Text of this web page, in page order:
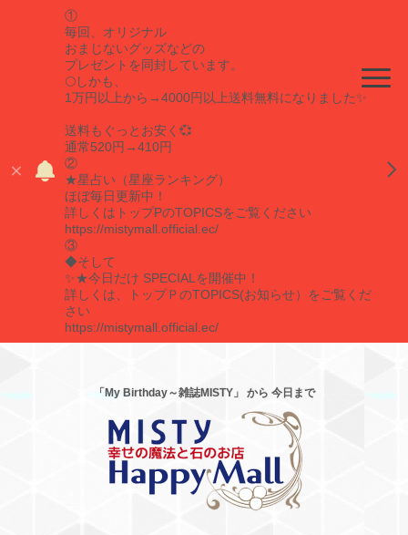
①
毎回、オリジナル
おまじないグッズなどの
プレゼントを同封しています。
🌕しかも、
1万円以上から→4000円以上送料無料になりました✨
送料もぐっとお安く💞
通常520円→410円
②
★星占い（星座ランキング）
ほぼ毎日更新中！
詳しくはトップPのTOPICSをご覧ください
https://mistymall.official.ec/
③
◆そして
✨★今日だけ SPECIALを開催中！
詳しくは、トップＰのTOPICS(お知らせ）をご覧くだ
さい
https://mistymall.official.ec/
「My Birthday～雑誌MISTY」 から 今日まで